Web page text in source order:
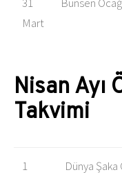
31
Mart
Bunsen
Nisan Ayı
Takvimi
1
Dünya Şaka